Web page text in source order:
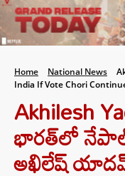
Home National News
India If Vote Chori
Akhilesh
భారత్‌లో
అఖిలేష్